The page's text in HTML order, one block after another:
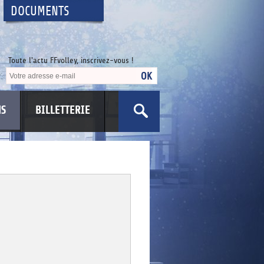
DOCUMENTS
Toute l'actu FFvolley, inscrivez-vous !
BILLETTERIE